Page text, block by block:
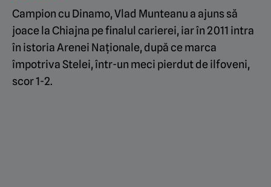
Campion cu Dinamo, Vlad Munteanu a ajuns să
joace la Chiajna pe finalul carierei, iar în 2011 intra
în istoria Arenei Naționale, după ce marca
împotriva Stelei, într-un meci pierdut de ilfoveni,
scor 1-2.